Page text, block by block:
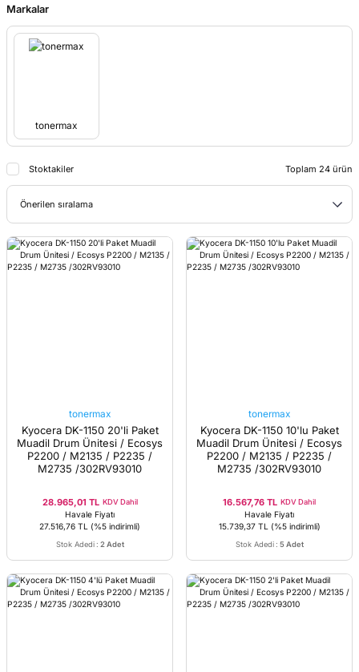
Markalar
tonermax
Stoktakiler Toplam 24 ürün
tonermax
Kyocera DK-1150 20'li Paket
Muadil Drum Ünitesi / Ecosys
P2200 / M2135 / P2235 /
M2735 /302RV93010
28.965,01 TL KDV Dahil
Havale Fiyatı
27.516,76 TL (%5 indirimli)
Stok Adedi : 2 Adet
tonermax
Kyocera DK-1150 10'lu Paket
Muadil Drum Ünitesi / Ecosys
P2200 / M2135 / P2235 /
M2735 /302RV93010
16.567,76 TL KDV Dahil
Havale Fiyatı
15.739,37 TL
(%5 indirimli)
Stok Adedi : 5 Adet